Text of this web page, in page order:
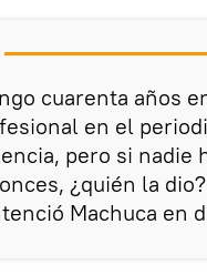
cuarenta años
en el
pero si nadie
¿quién la
Machuca en